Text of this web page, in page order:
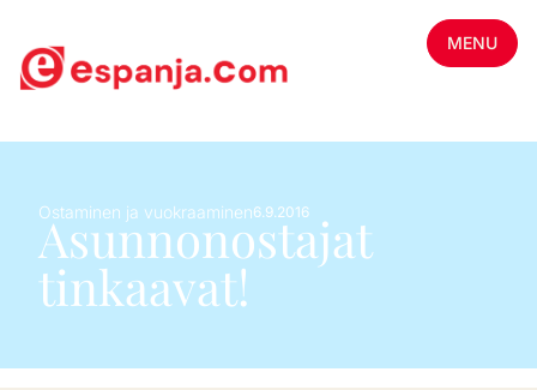
MENU
Ostaminen ja vuokraaminen6.9.2016
Asunnonostajat
tinkaavat!